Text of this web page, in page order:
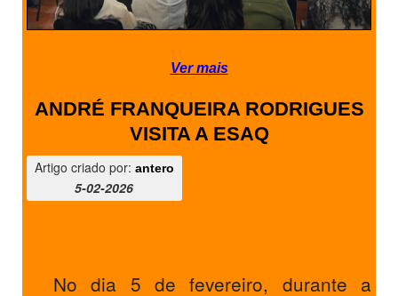
Ver mais
ANDRÉ FRANQUEIRA RODRIGUES
VISITA A ESAQ
Artigo criado por: antero
5-02-2026
No dia 5 de fevereiro, durante a